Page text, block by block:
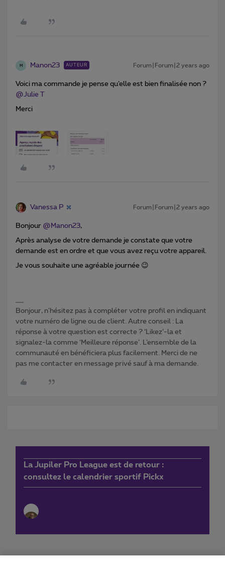
M Manon23 AUTEUR Forum|Forum|2 years ago
Voici ma commande je pense qu’elle est bien finalisée non ?
@Julie T
Merci
Vanessa P Forum|Forum|2 years ago
Bonjour @Manon23,
Après analyse de votre demande je constate que votre
demande est en ordre et que vous avez reçu votre appareil.
Je vous souhaite une agréable journée 😉
Bonjour, n'hésitez pas à compléter votre profil en indiquant
votre numéro de ligne ou de client. Autre conseil : La
réponse à votre question est correcte ? ‘Likez’-la et
signalez-la comme ‘Meilleure réponse’. L’ensemble de la
communauté en bénéficiera plus facilement. Merci de ne
pas me contacter en message privé sauf à ma demande.
La Jupiler Pro League est de retour :
consultez le calendrier sportif Pickx